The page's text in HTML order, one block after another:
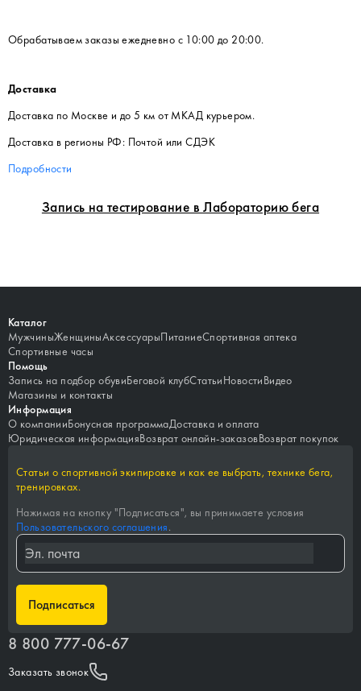
Запись на тестирование в Лабораторию бега
Обрабатываем заказы ежедневно с 10:00 до 20:00.
Доставка
Доставка по Москве и до 5 км от МКАД курьером.
Доставка в регионы РФ: Почтой или СДЭК
Подробности
Каталог
МужчиныЖенщиныАксессуарыПитаниеСпортивная аптека
Спортивные часы
Помощь
Запись на подбор обувиБеговой клубСтатьиНовостиВидео
Магазины и контакты
Информация
О компанииБонусная программаДоставка и оплата
Юридическая информацияВозврат онлайн-заказовВозврат покупок
Статьи о спортивной экипировке и как ее выбрать, технике бега,
тренировках.
Нажимая на кнопку "Подписаться", вы принимаете условия
Пользовательского соглашения.
Подписаться
8 800 777-06-67
Заказать звонок